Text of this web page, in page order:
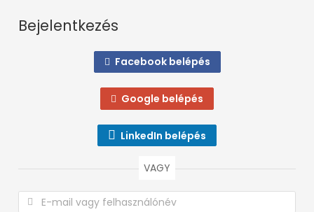
Bejelentkezés
Facebook belépés
Google belépés
LinkedIn belépés
VAGY